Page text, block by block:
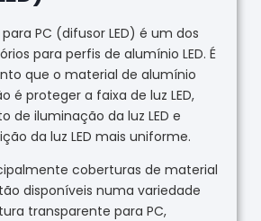
PC (difusor LED) é um dos
para perfis de alumínio LED. É
que o material de alumínio
é proteger a faixa de luz LED,
de iluminação da luz LED e
da luz LED mais uniforme.
coberturas de material
disponíveis numa variedade
transparente para PC,